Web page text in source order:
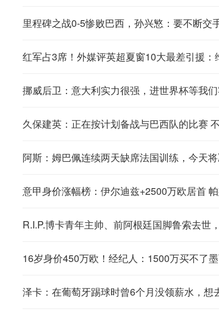
里程碑之战0-5惨败巴西，孙兴慜：要不断交
红军占3席！外媒评英超夏窗10大最差引援
挪威后卫：意大利实力很强，进世界杯等我
久保建英：正在按计划备战与巴西队的比赛
阿斯：姆巴佩连续两天缺席法国训练，今天
意甲身价涨幅榜：伊尔迪兹+2500万欧居首
R.I.P.博卡青年主帅、前阿根廷国脚鲁索去世
16岁身价450万欧！经纪人：1500万买不了
泽卡：在葡萄牙踢球时曾6个月没领薪水，想